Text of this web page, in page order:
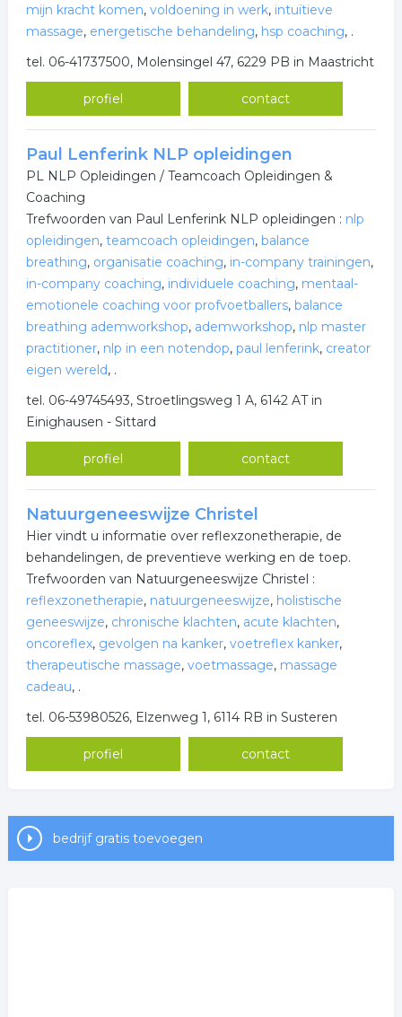
mijn kracht komen, voldoening in werk, intuïtieve
massage, energetische behandeling, hsp coaching, .
tel. 06-41737500, Molensingel 47, 6229 PB in Maastricht
profiel contact
Paul Lenferink NLP opleidingen
PL NLP Opleidingen / Teamcoach Opleidingen &
Coaching
Trefwoorden van Paul Lenferink NLP opleidingen : nlp
opleidingen, teamcoach opleidingen, balance
breathing, organisatie coaching, in-company trainingen,
in-company coaching, individuele coaching, mentaal-
emotionele coaching voor profvoetballers, balance
breathing ademworkshop, ademworkshop, nlp master
practitioner, nlp in een notendop, paul lenferink, creator
eigen wereld, .
tel. 06-49745493, Stroetlingsweg 1 A, 6142 AT in
Einighausen - Sittard
profiel contact
Natuurgeneeswijze Christel
Hier vindt u informatie over reflexzonetherapie, de
behandelingen, de preventieve werking en de toep.
Trefwoorden van Natuurgeneeswijze Christel :
reflexzonetherapie, natuurgeneeswijze, holistische
geneeswijze, chronische klachten, acute klachten,
oncoreflex, gevolgen na kanker, voetreflex kanker,
therapeutische massage, voetmassage, massage
cadeau, .
tel. 06-53980526, Elzenweg 1, 6114 RB in Susteren
profiel contact
bedrijf gratis toevoegen